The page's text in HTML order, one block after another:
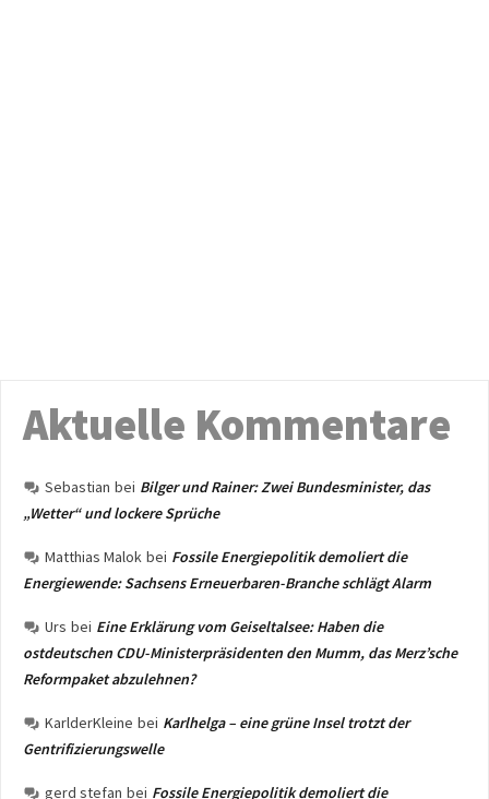
Aktuelle Kommentare
Sebastian bei Bilger und Rainer: Zwei Bundesminister, das
„Wetter“ und lockere Sprüche
Matthias Malok bei Fossile Energiepolitik demoliert die
Energiewende: Sachsens Erneuerbaren-Branche schlägt Alarm
Urs bei Eine Erklärung vom Geiseltalsee: Haben die
ostdeutschen CDU-Ministerpräsidenten den Mumm, das Merz’sche
Reformpaket abzulehnen?
KarlderKleine bei Karlhelga – eine grüne Insel trotzt der
Gentrifizierungswelle
gerd stefan bei Fossile Energiepolitik demoliert die